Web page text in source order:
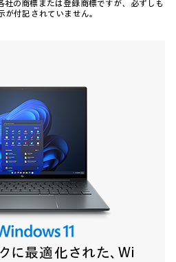
社の商標または登録商標ですが、必ずしも
が付記されていません。
に最適化された、Wi